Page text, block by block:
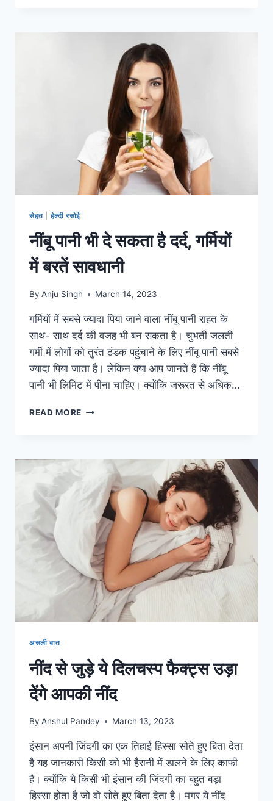
पदों
की
लास्ट
डेट
सेहत| हेल्दी रसोई
नींबू पानी भी दे सकता है दर्द, गर्मियों
में बरतें सावधानी
By Anju Singh March 14, 2023
गर्मियों में सबसे ज्यादा पिया जाने वाला नींबू पानी राहत के
साथ- साथ दर्द की वजह भी बन सकता है। चुभती जलती
गर्मी में लोगों को तुरंत ठंडक पहुंचाने के लिए नींबू पानी सबसे
ज्यादा पिया जाता है। लेकिन क्या आप जानते हैं कि नींबू
पानी भी लिमिट में पीना चाहिए। क्योंकि जरूरत से अधिक…
READ MORE नींबू
सकता
गर्मियों
बरतें
सावधानी
असली बात
नींद से जुड़े ये दिलचस्प फैक्ट्स उड़ा
देंगे आपकी नींद
By Anshul Pandey March 13, 2023
इंसान अपनी जिंदगी का एक तिहाई हिस्सा सोते हुए बिता देता
है यह जानकारी किसी को भी हैरानी में डालने के लिए काफी
है। क्योंकि ये किसी भी इंसान की जिंदगी का बहुत बड़ा
हिस्सा होता है जो वो सोते हुए बिता देता है। मगर ये नींद